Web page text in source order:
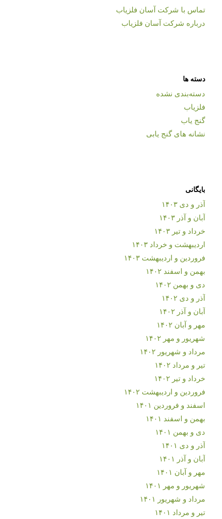
تماس با شرکت آسان فلزیاب
درباره شرکت آسان فلزیاب
دسته ها
دسته‌بندی نشده
فلزیاب
گنج یاب
نشانه های گنج یابی
بایگانی
آذر و دی ۱۴۰۳
آبان و آذر ۱۴۰۳
خرداد و تیر ۱۴۰۳
اردیبهشت و خرداد ۱۴۰۳
فروردین و اردیبهشت ۱۴۰۳
بهمن و اسفند ۱۴۰۲
دی و بهمن ۱۴۰۲
آذر و دی ۱۴۰۲
آبان و آذر ۱۴۰۲
مهر و آبان ۱۴۰۲
شهریور و مهر ۱۴۰۲
مرداد و شهریور ۱۴۰۲
تیر و مرداد ۱۴۰۲
خرداد و تیر ۱۴۰۲
فروردین و اردیبهشت ۱۴۰۲
اسفند و فروردین ۱۴۰۱
بهمن و اسفند ۱۴۰۱
دی و بهمن ۱۴۰۱
آذر و دی ۱۴۰۱
آبان و آذر ۱۴۰۱
مهر و آبان ۱۴۰۱
شهریور و مهر ۱۴۰۱
مرداد و شهریور ۱۴۰۱
تیر و مرداد ۱۴۰۱